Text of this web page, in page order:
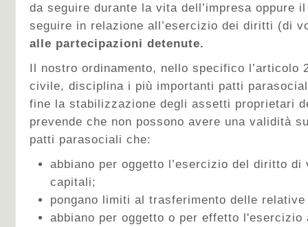
da seguire durante la vita dell’impresa oppure
seguire in relazione all’esercizio dei diritti (di
alle partecipazioni detenute.
Il nostro ordinamento, nello specifico l’articolo
civile, disciplina i più importanti patti
fine la stabilizzazione degli assetti proprietari
prevende che non possono avere una validità
patti parasociali che:
abbiano per oggetto l’esercizio del diritto
capitali;
pongano limiti al trasferimento delle
abbiano per oggetto o per effetto l'esercizio